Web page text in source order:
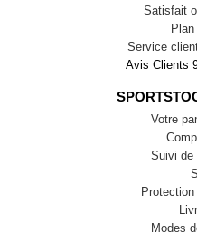
Satisfait
Service
Avis Clients
Votre
Suivi de
Modes